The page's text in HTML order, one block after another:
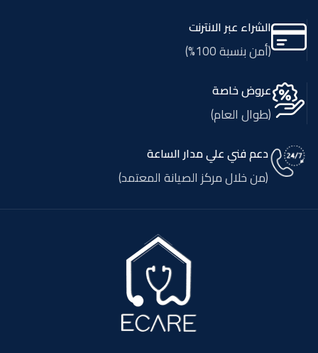
الشراء عبر الانترنت
(أمن بنسبة 100%)
عروض خاصة
(طوال العام)
دعم فني علي مدار الساعة
(من خلال مركز الصيانة المعتمد)